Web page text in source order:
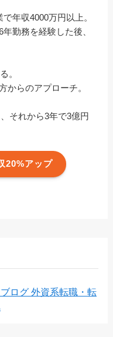
年収4000万円以上。
勤務を経験した後、
。
からのアプローチ。
それから3年で3億円
20%アップ